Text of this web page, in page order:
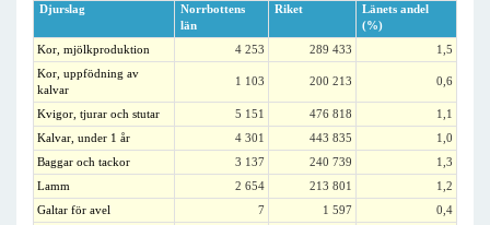
Djurslag
Norrbottens
län
Riket
Länets andel
(%)
Kor, mjölkproduktion
4 253 289 433
1,5
Kor, uppfödning av
kalvar
1 103 200 213 0,6
Kvigor, tjurar och stutar 5 151 476 818
1,1
Kalvar, under 1 år
4 301 443 835
1,0
Baggar och tackor
3 137 240 739
1,3
Lamm
2 654 213 801
1,2
Galtar för avel
7 1 597
0,4